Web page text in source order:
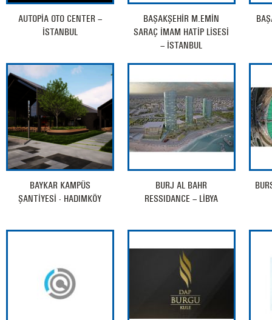
AUTOPİA OTO CENTER –
İSTANBUL
BAŞAKŞEHİR M.EMİN
SARAÇ İMAM HATİP LİSESİ
– İSTANBUL
BAYKAR KAMPÜS
ŞANTİYESİ - HADIMKÖY
BURJ AL BAHR
RESSIDANCE – LİBYA